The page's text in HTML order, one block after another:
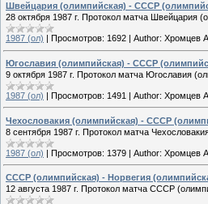
Швейцария (олимпийская) - СССР
28 октября 1987 г. Протокол матча Швейцария
1987 (ол) Просмотров: 1692 Author: Хромцев
Югославия (олимпийская) - СССР
9 октября 1987 г. Протокол матча Югославия
1987 (ол) | Просмотров: 1491 | Author: Хромцев
Чехословакия (олимпийская) - СССР
8 сентября 1987 г. Протокол матча
1987 (ол) | Просмотров: 1379 | Author: Хромцев
СССР (олимпийская) - Норвегия
12 августа 1987 г. Протокол матча СССР